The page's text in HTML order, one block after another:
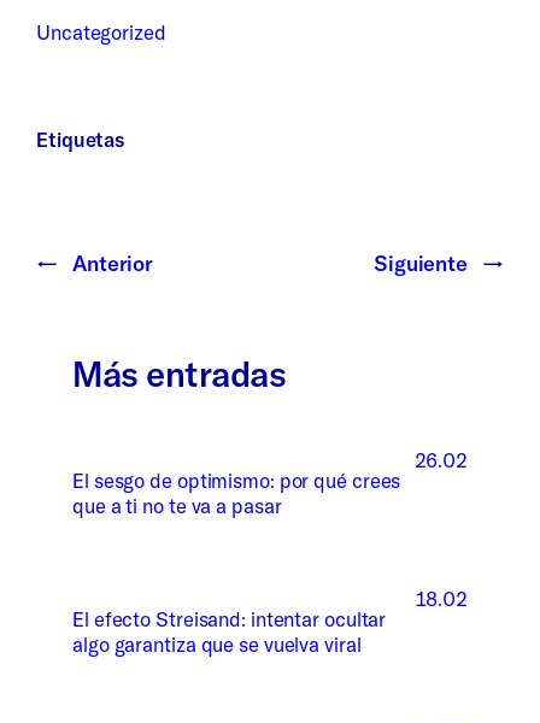
Uncategorized
Etiquetas
← Anterior Siguiente →
Más entradas
El sesgo de optimismo: por qué crees
que a ti no te va a pasar
26.02
El efecto Streisand: intentar ocultar
algo garantiza que se vuelva viral
18.02